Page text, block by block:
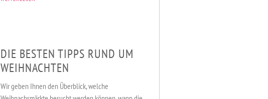
DIE BESTEN TIPPS RUND UM
WEIHNACHTEN
Wir geben Ihnen den Überblick, welche